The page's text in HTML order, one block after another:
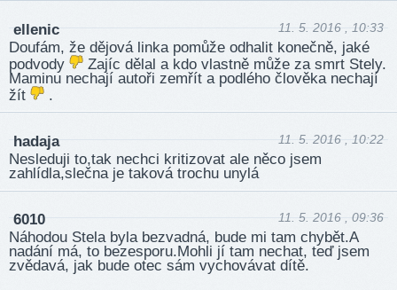
ellenic 11. 5. 2016 , 10:33
Doufám, že dějová linka pomůže odhalit konečně, jaké
podvody
Zajíc dělal a kdo vlastně může za smrt Stely.
Maminu nechají autoři zemřít a podlého člověka nechají
žít
.
hadaja 11. 5. 2016 , 10:22
Nesleduji to,tak nechci kritizovat ale něco jsem
zahlídla,slečna je taková trochu unylá
6010 11. 5. 2016 , 09:36
Náhodou Stela byla bezvadná, bude mi tam chybět.A
nadání má, to bezesporu.Mohli jí tam nechat, teď jsem
zvědavá, jak bude otec sám vychovávat dítě.